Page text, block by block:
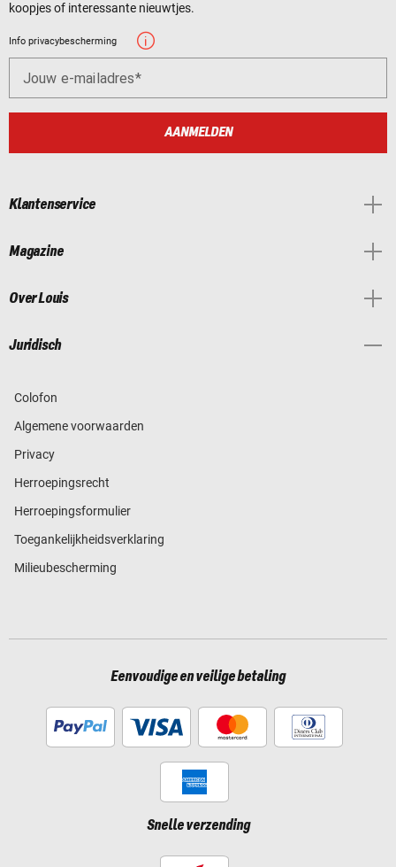
koopjes of interessante nieuwtjes.
Info privacybescherming
Jouw e-mailadres
AANMELDEN
Klantenservice
Magazine
Over Louis
Juridisch
Colofon
Algemene voorwaarden
Privacy
Herroepingsrecht
Herroepingsformulier
Toegankelijkheidsverklaring
Milieubescherming
Eenvoudige en veilige betaling
Snelle verzending